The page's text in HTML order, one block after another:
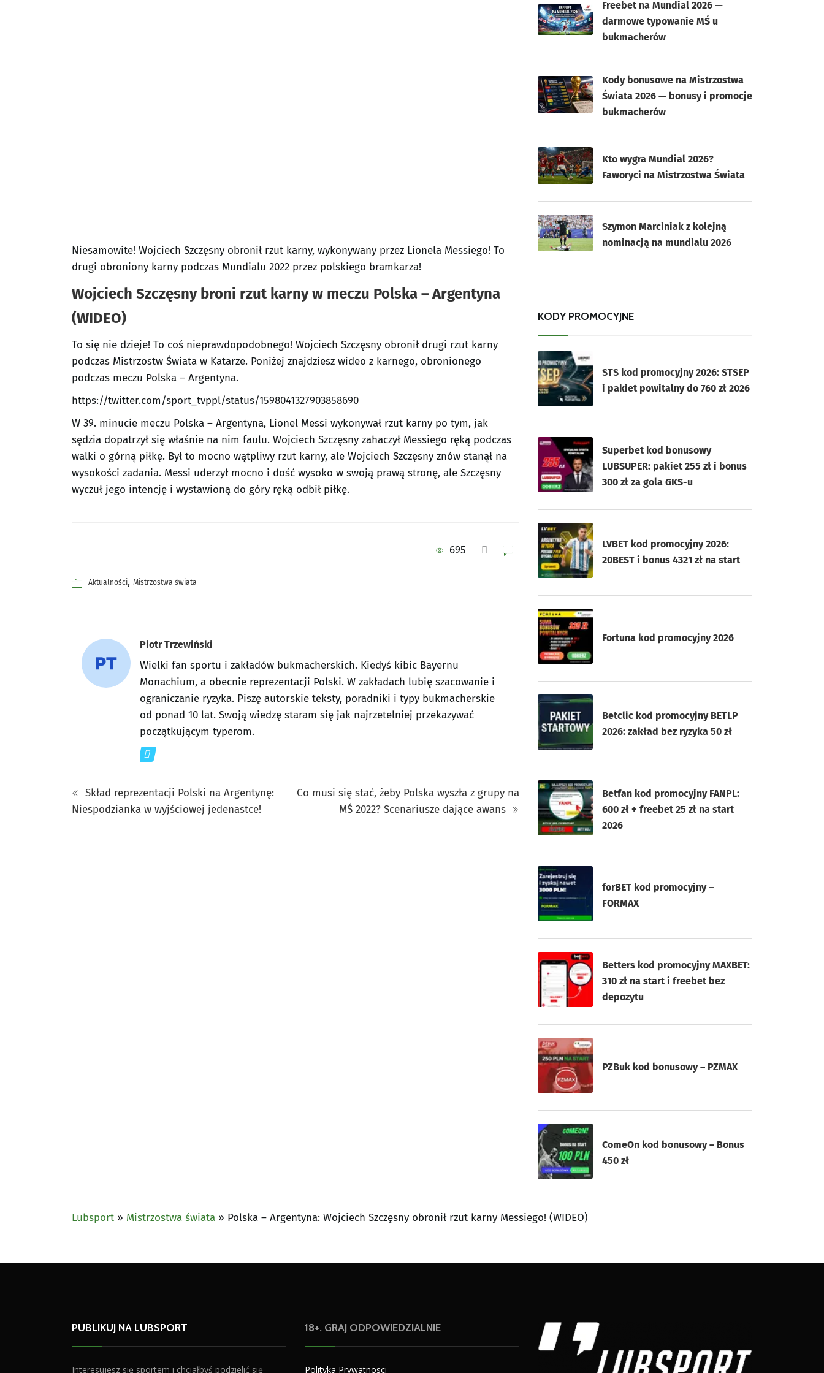
Niesamowite! Wojciech Szczęsny obronił rzut karny, wykonywany przez Lionela Messiego! To
drugi obroniony karny podczas Mundialu 2022 przez polskiego bramkarza!
Wojciech Szczęsny broni rzut karny w meczu Polska – Argentyna
(WIDEO)
To się nie dzieje! To coś nieprawdopodobnego! Wojciech Szczęsny obronił drugi rzut karny
podczas Mistrzostw Świata w Katarze. Poniżej znajdziesz wideo z karnego, obronionego
podczas meczu Polska – Argentyna.
https://twitter.com/sport_tvppl/status/1598041327903858690
W 39. minucie meczu Polska – Argentyna, Lionel Messi wykonywał rzut karny po tym, jak
sędzia dopatrzył się właśnie na nim faulu. Wojciech Szczęsny zahaczył Messiego ręką podczas
walki o górną piłkę. Był to mocno wątpliwy rzut karny, ale Wojciech Szczęsny znów stanął na
wysokości zadania. Messi uderzył mocno i dość wysoko w swoją prawą stronę, ale Szczęsny
wyczuł jego intencję i wystawioną do góry ręką odbił piłkę.
695
Aktualności, Mistrzostwa świata
Piotr Trzewiński
Wielki fan sportu i zakładów bukmacherskich. Kiedyś kibic Bayernu
Monachium, a obecnie reprezentacji Polski. W zakładach lubię szacowanie i
ograniczanie ryzyka. Piszę autorskie teksty, poradniki i typy bukmacherskie
od ponad 10 lat. Swoją wiedzę staram się jak najrzetelniej przekazywać
początkującym typerom.
Skład reprezentacji Polski na Argentynę:
Niespodzianka w wyjściowej jedenastce!
Co musi się stać, żeby Polska wyszła z grupy na
MŚ 2022? Scenariusze dające awans
Freebet na Mundial 2026 —
darmowe typowanie MŚ u
bukmacherów
Kody bonusowe na Mistrzostwa
Świata 2026 — bonusy i promocje
bukmacherów
Kto wygra Mundial 2026?
Faworyci na Mistrzostwa Świata
Szymon Marciniak z kolejną
nominacją na mundialu 2026
KODY PROMOCYJNE
STS kod promocyjny 2026: STSEP
i pakiet powitalny do 760 zł 2026
Superbet kod bonusowy
LUBSUPER: pakiet 255 zł i bonus
300 zł za gola GKS-u
LVBET kod promocyjny 2026:
20BEST i bonus 4321 zł na start
Fortuna kod promocyjny 2026
Betclic kod promocyjny BETLP
2026: zakład bez ryzyka 50 zł
Betfan kod promocyjny FANPL:
600 zł + freebet 25 zł na start
2026
forBET kod promocyjny –
FORMAX
Betters kod promocyjny MAXBET:
310 zł na start i freebet bez
depozytu
PZBuk kod bonusowy – PZMAX
ComeOn kod bonusowy – Bonus
450 zł
Lubsport » Mistrzostwa świata » Polska – Argentyna: Wojciech Szczęsny obronił rzut karny Messiego! (WIDEO)
PUBLIKUJ NA LUBSPORT
Interesujesz się sportem i chciałbyś podzielić się
18+. GRAJ ODPOWIEDZIALNIE
Polityka Prywatnosci